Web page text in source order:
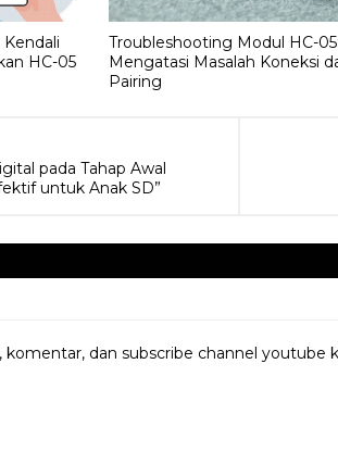
HC-05
Troubleshooting Modul HC-05:
Mengatasi Masalah Koneksi
Pairing
pada Tahap Awal
untuk Anak SD”
komentar, dan subscribe channel youtube